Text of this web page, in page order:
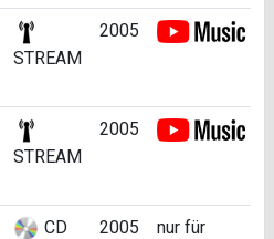
STREAM
2005
STREAM
2005
CD 2005
nur für